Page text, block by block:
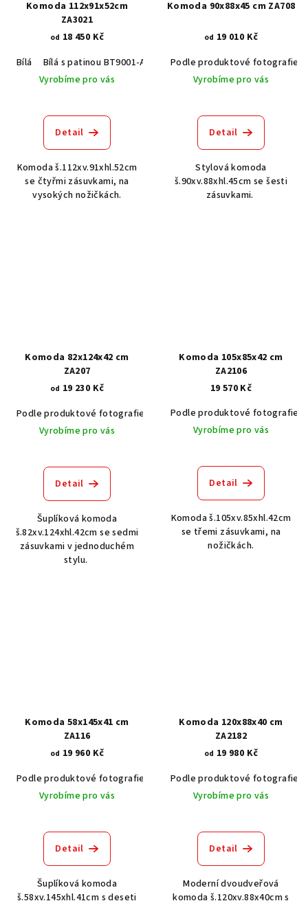
Komoda 112x91x52cm
ZA3021
od 18 450 Kč
Bílá
Bílá s patinou BT9001-A6 Černá RAL 9005
Šedá RAL 7037
Vyrobíme pro vás
Detail
Komoda š.112xv.91xhl.52cm
se čtyřmi zásuvkami, na
vysokých nožičkách.
Komoda 90x88x45 cm ZA708
od 19 010 Kč
Podle produktové fotografie
Vyrobíme pro vás
Detail
Stylová komoda
š.90xv.88xhl.45cm se šesti
zásuvkami.
Komoda 82x124x42 cm
ZA207
od 19 230 Kč
Podle produktové fotografie
Akát vintage BT1551
Dub světlý
Vyrobíme pro vás
Detail
Šuplíková komoda
š.82xv.124xhl.42cm se sedmi
zásuvkami v jednoduchém
stylu.
Komoda 105x85x42 cm
ZA2106
19 570 Kč
Podle produktové fotografie
Vyrobíme pro vás
Detail
Komoda š.105xv.85xhl.42cm
se třemi zásuvkami, na
nožičkách.
Komoda 58x145x41 cm
ZA116
od 19 960 Kč
Podle produktové fotografie
Akát vintage BT1551
Dub světlý
Vyrobíme pro vás
Detail
Šuplíková komoda
š.58xv.145xhl.41cm s deseti
Komoda 120x88x40 cm
ZA2182
od 19 980 Kč
Podle produktové fotografie
Vyrobíme pro vás
Detail
Moderní dvoudveřová
komoda š.120xv.88x40cm s